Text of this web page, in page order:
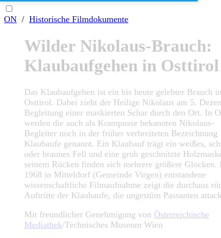
ON / Historische Filmdokumente
Wilder Nikolaus-Brauch:
Klaubaufgehen in Osttirol
Das Klaubaufgehen ist ein bis heute gelebter Brauch
Osttirol. Dabei zieht der Heilige Nikolaus am 5.
Begleitung einer maskierten Schar durch den Ort. In
werden die auch als Krampusse bekannten Nikolaus-
Begleiter noch in der früher verbreiteten Bezeichnung
Klaubaufe genannt. Ein Klaubauf trägt ein weißes,
oder braunes Fell und eine grob geschnitzte
seinem Rücken finden sich mehrere größere Glocken.
1968 in Mitteldorf (Gemeinde Virgen) entstandene
wissenschaftliche Filmaufnahme zeigt die durchaus
Auftritte der Klaubaufe, die ungestüm Passanten
Mit freundlicher Genehmigung von Österreichische
Mediathek/Technisches Museum Wien